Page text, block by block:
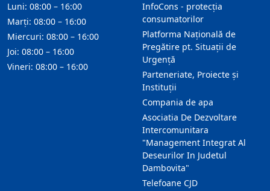
InfoCons - protecția
consumatorilor
Platforma Națională de
Pregătire pt. Situații de
Urgență
Parteneriate, Proiecte și
Instituții
Compania de apa
Asociatia De Dezvoltare
Intercomunitara
"Management Integrat Al
Deseurilor In Judetul
Dambovita"
Telefoane CJD
Luni: 08:00 – 16:00
Marți: 08:00 – 16:00
Miercuri: 08:00 – 16:00
Joi: 08:00 – 16:00
Vineri: 08:00 – 16:00